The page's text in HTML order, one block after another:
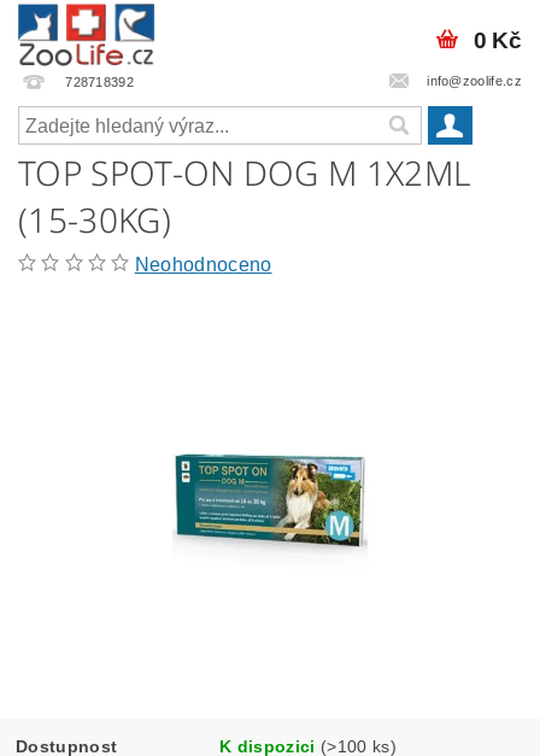
728718392 info@zoolife.cz
0 Kč
TOP SPOT-ON DOG M 1X2ML
(15-30KG)
Neohodnoceno
Dostupnost K dispozici (>100 ks)